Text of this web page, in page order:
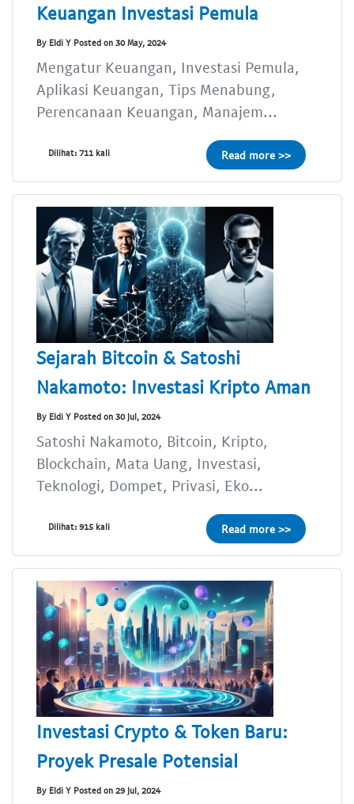
Keuangan Investasi Pemula
By Eldi Y Posted on 30 May, 2024
Mengatur Keuangan, Investasi Pemula,
Aplikasi Keuangan, Tips Menabung,
Perencanaan Keuangan, Manajem...
Dilihat: 711 kali Read more >>
Sejarah Bitcoin & Satoshi
Nakamoto: Investasi Kripto Aman
By Eldi Y Posted on 30 Jul, 2024
Satoshi Nakamoto, Bitcoin, Kripto,
Blockchain, Mata Uang, Investasi,
Teknologi, Dompet, Privasi, Eko...
Dilihat: 915 kali Read more >>
Investasi Crypto & Token Baru:
Proyek Presale Potensial
By Eldi Y Posted on 29 Jul, 2024